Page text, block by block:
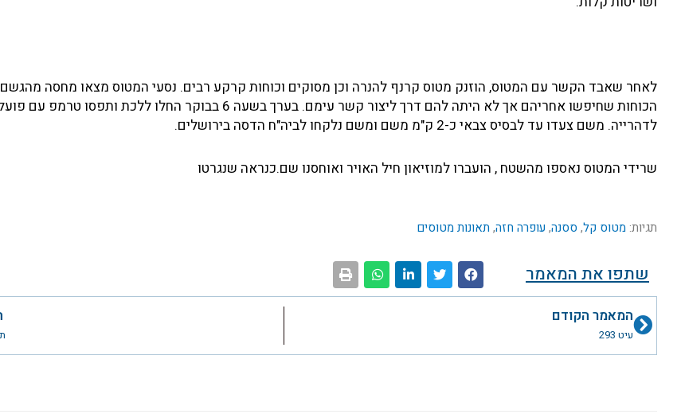
לאחר שאבד הקשר עם המטוס, הוזנק מטוס קרנף להנרה וכן מסוקים וכוחות קרקע רבים. נסעי המטוס מצאו מחסה
הכוחות שחיפשו אחריהם אך לא היתה להם דרך ליצור קשר עימם. בערך בשעה 6 בבוקר החלו ללכת
לדהרייה. משם צעדו עד לבסיס צבאי כ-2 ק"מ משם ומשם נלקחו לביה"ח הדסה בירושלים.
שרידי המטוס נאספו מהשטח , הועברו למוזיאון חיל האויר ואוחסנו שם.כנראה שנגרטו
תגיות: מטוס קל, ססנה,עופרה חזה, תאונות מטוסים
שתפו את המאמר
קודםהמאמר הקודם
עיט 293